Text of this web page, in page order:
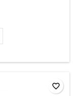
favorite_border